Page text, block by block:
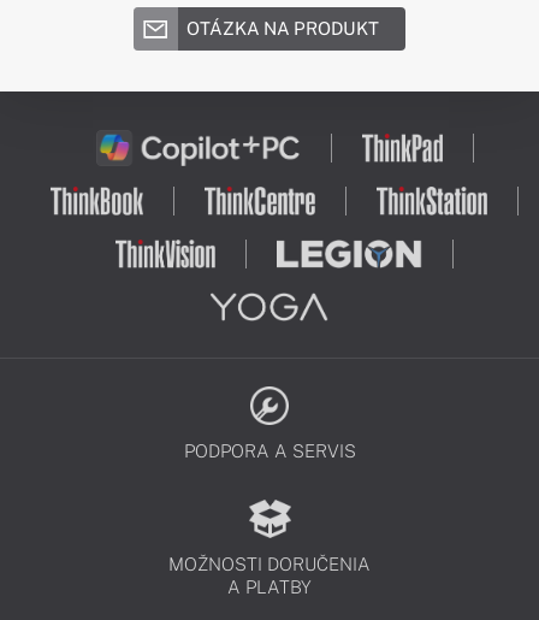
OTÁZKA NA PRODUKT
PODPORA A SERVIS
MOŽNOSTI DORUČENIA
A PLATBY